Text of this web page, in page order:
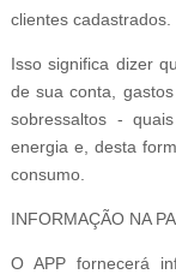
clientes cadastrados.
Isso significa dizer
de sua conta,
sobressaltos -
energia e, desta
consumo.
INFORMAÇÃO NA
O APP fornecerá